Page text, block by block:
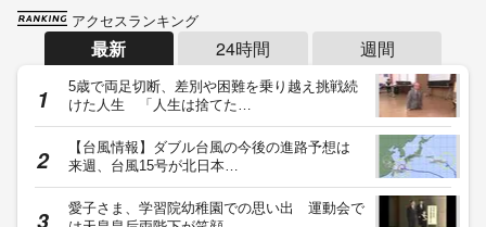
アクセスランキング
最新 24時間 週間
5歳で両足切断、差別や困難を乗り越え挑戦続
けた人生 「人生は捨てた…
【台風情報】ダブル台風の今後の進路予想は
来週、台風15号が北日本…
愛子さま、学習院幼稚園での思い出 運動会で